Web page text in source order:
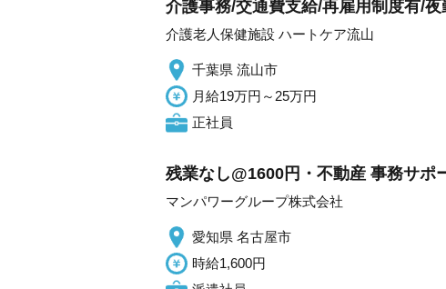
介護事務/交通費支給/再雇用制度有/
介護老人保健施設 ハートケア流山
千葉県 流山市
月給19万円～25万円
正社員
残業なし@1600円・不動産 事務サポ
マンパワーグループ株式会社
愛知県 名古屋市
時給1,600円